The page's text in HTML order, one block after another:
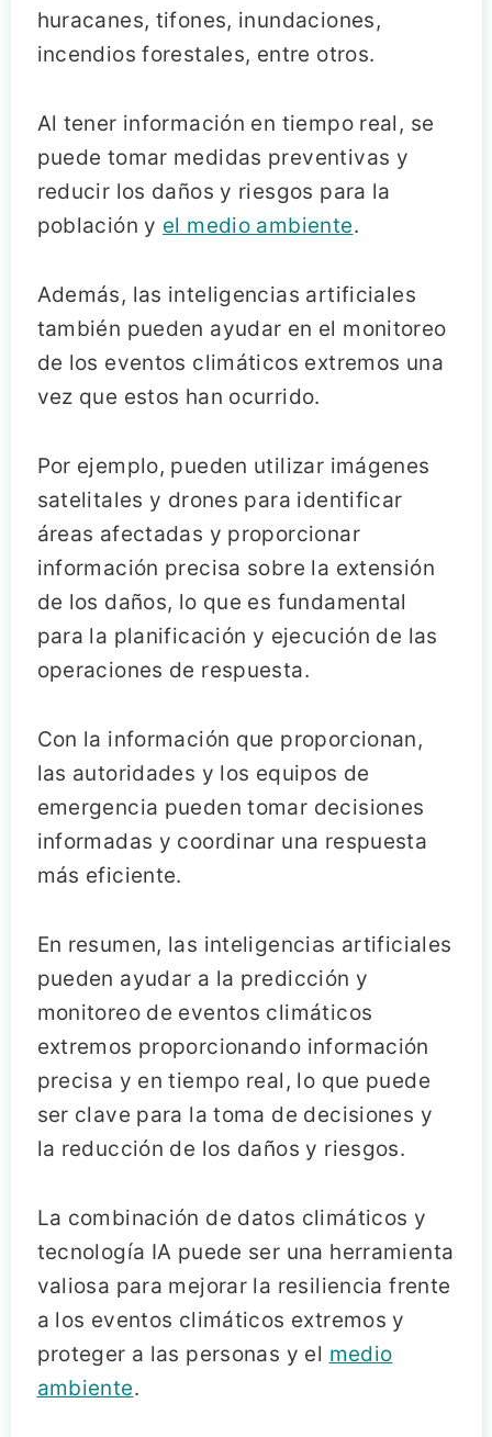
huracanes, tifones, inundaciones,
incendios forestales, entre otros.
Al tener información en tiempo real, se
puede tomar medidas preventivas y
reducir los daños y riesgos para la
población y el medio ambiente.
Además, las inteligencias artificiales
también pueden ayudar en el monitoreo
de los eventos climáticos extremos una
vez que estos han ocurrido.
Por ejemplo, pueden utilizar imágenes
satelitales y drones para identificar
áreas afectadas y proporcionar
información precisa sobre la extensión
de los daños, lo que es fundamental
para la planificación y ejecución de las
operaciones de respuesta.
Con la información que proporcionan,
las autoridades y los equipos de
emergencia pueden tomar decisiones
informadas y coordinar una respuesta
más eficiente.
En resumen, las inteligencias artificiales
pueden ayudar a la predicción y
monitoreo de eventos climáticos
extremos proporcionando información
precisa y en tiempo real, lo que puede
ser clave para la toma de decisiones y
la reducción de los daños y riesgos.
La combinación de datos climáticos y
tecnología IA puede ser una herramienta
valiosa para mejorar la resiliencia frente
a los eventos climáticos extremos y
proteger a las personas y el medio
ambiente.